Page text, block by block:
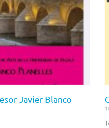
Javier Blanco